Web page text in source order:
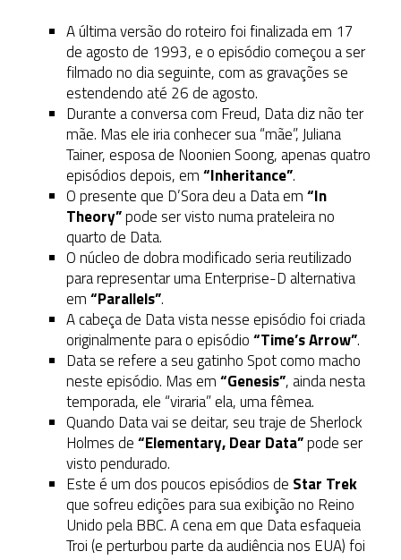
A última versão do roteiro foi finalizada em 17
de agosto de 1993, e o episódio começou a ser
filmado no dia seguinte, com as gravações se
estendendo até 26 de agosto.
Durante a conversa com Freud, Data diz não ter
mãe. Mas ele iria conhecer sua “mãe”, Juliana
Tainer, esposa de Noonien Soong, apenas quatro
episódios depois, em“Inheritance”.
O presente que D’Sora deu a Data em“In
Theory”pode ser visto numa prateleira no
quarto de Data.
O núcleo de dobra modificado seria reutilizado
para representar uma Enterprise-D alternativa
em“Parallels”.
A cabeça de Data vista nesse episódio foi criada
originalmente para o episódio“Time’s Arrow”.
Data se refere a seu gatinho Spot como macho
neste episódio. Mas em“Genesis”, ainda nesta
temporada, ele “viraria” ela, uma fêmea.
Quando Data vai se deitar, seu traje de Sherlock
Holmes de“Elementary, Dear Data”pode ser
visto pendurado.
Este é um dos poucos episódios de Star Trek
que sofreu edições para sua exibição no Reino
Unido pela BBC. A cena em que Data esfaqueia
Troi (e perturbou parte da audiência nos EUA) foi